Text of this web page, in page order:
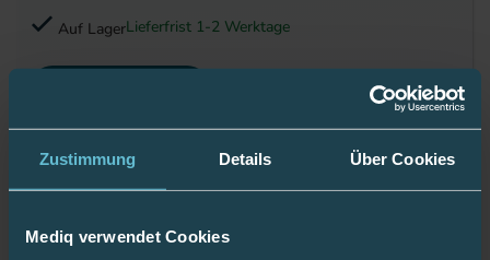
Zustimmung Details Über Cookies
Mediq verwendet Cookies
Auf LagerLieferfrist 1-2 Werktage